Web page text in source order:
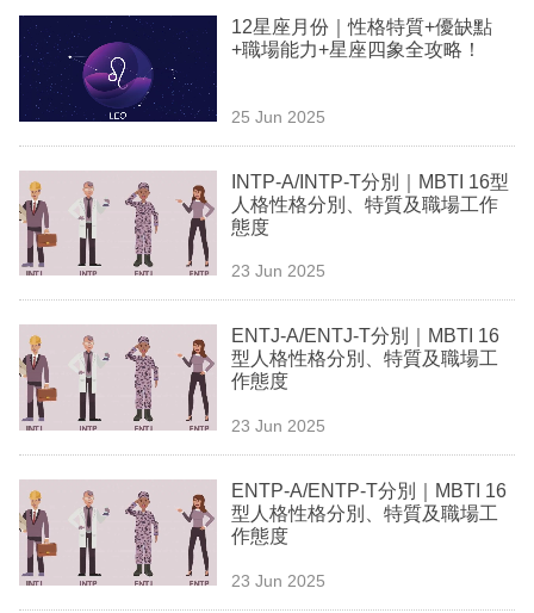
樓
理
商
業
科
技
職
場
生
時
事
12星座月份｜性格特質+優缺點
+職場能力+星座四象全攻略！
25 Jun 2025
INTP-A/INTP-T分別｜MBTI 16型
人格性格分別、特質及職場工作
態度
23 Jun 2025
ENTJ-A/ENTJ-T分別｜MBTI 16
型人格性格分別、特質及職場工
作態度
23 Jun 2025
ENTP-A/ENTP-T分別｜MBTI 16
型人格性格分別、特質及職場工
作態度
23 Jun 2025